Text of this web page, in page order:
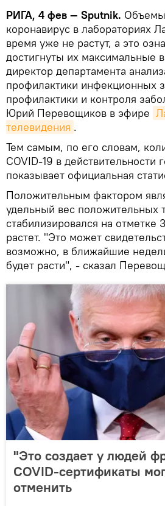
РИГА, 4 фев — Sputnik. Объемы
коронавирус в лабораториях
время уже не растут, а это
достигнуты их максимальные
директор департамента
профилактики инфекционных
профилактики и контроля
Юрий Перевощиков в эфире
телевидения .
Тем самым, по его словам,
COVID-19 в действительности
показывает официальная
Положительным фактором
удельный вес положительных
стабилизировался на
растет. "Это может
возможно, в ближайшие
будет расти", - сказал
"Это создает у людей
COVID-сертификаты
отменить